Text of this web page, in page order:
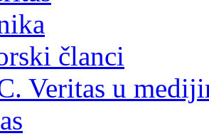
članci
Veritas u